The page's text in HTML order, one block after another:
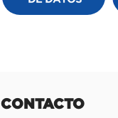
CONTACTO